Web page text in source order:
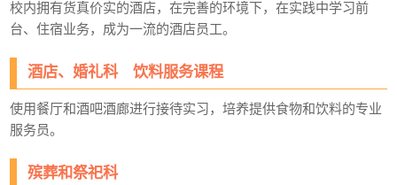
校内拥有货真价实的酒店，在完善的环境下，在实践中学习前
台、住宿业务，成为一流的酒店员工。
酒店、婚礼科 饮料服务课程
使用餐厅和酒吧酒廊进行接待实习，培养提供食物和饮料的专业
服务员。
殡葬和祭祀科